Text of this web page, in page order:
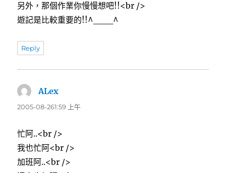
另外，那個作業你慢慢想吧!!<br />
遊記是比較重要的!!^___^
Reply
ALex
示:
2005-08-261:59 上午
忙阿..<br />
我也忙阿<br />
加班阿..<br />